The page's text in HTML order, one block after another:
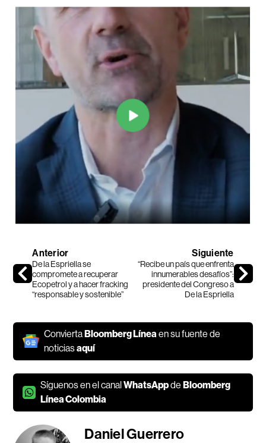
Anterior
De la Espriella se
compromete a recuperar
Ecopetrol y a hacer fracking
“responsable y sostenible”
Siguiente
“Recibe un país que enfrenta
innumerables desafíos”:
presidente del Congreso a
De la Espriella
ConviertaBloomberg Línea en su fuente de
noticiasaquí
Síguenos en el canalWhatsAppdeBloomberg
Línea Colombia
Daniel Guerrero